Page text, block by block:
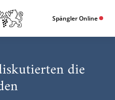
Spängler Online
die